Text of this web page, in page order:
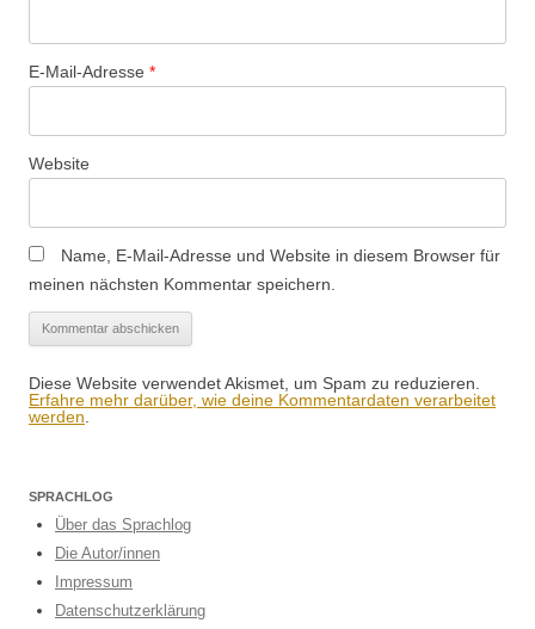
E-Mail-Adresse *
Website
Name, E-Mail-Adresse und Website in diesem Browser für
meinen nächsten Kommentar speichern.
Diese Website verwendet Akismet, um Spam zu reduzieren.
Erfahre mehr darüber, wie deine Kommentardaten verarbeitet
werden
SPRACHLOG
Über das Sprachlog
Die Autor/innen
Impressum
Datenschutzerklärung